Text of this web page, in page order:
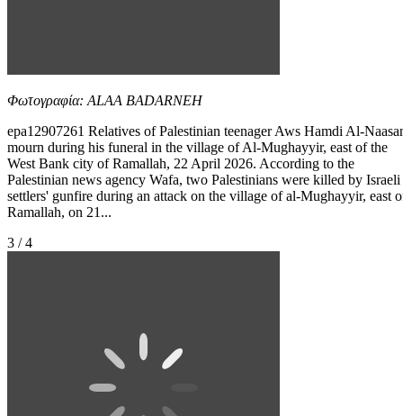
Φωτογραφία: ALAA BADARNEH
epa12907261 Relatives of Palestinian teenager Aws Hamdi Al-
mourn during his funeral in the village of Al-Mughayyir, east of the
West Bank city of Ramallah, 22 April 2026. According to the
Palestinian news agency Wafa, two Palestinians were killed by Israeli
settlers' gunfire during an attack on the village of al-Mughayyir, east
Ramallah, on 21...
3 / 4